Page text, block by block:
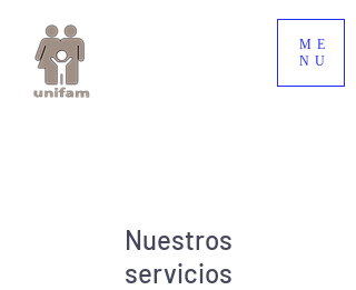
ME
NU
Nuestros
servicios